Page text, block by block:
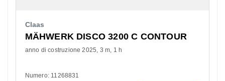
Claas
MÄHWERK DISCO 3200 C CONTOUR
anno di costruzione 2025 3 m 1 h
Numero: 11268831